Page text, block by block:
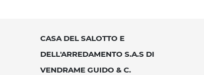
CASA DEL SALOTTO E
DELL'ARREDAMENTO S.A.S DI
VENDRAME GUIDO & C.